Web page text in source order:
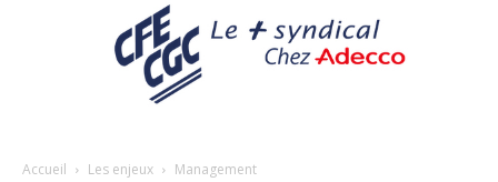
Accueil Les enjeux Management